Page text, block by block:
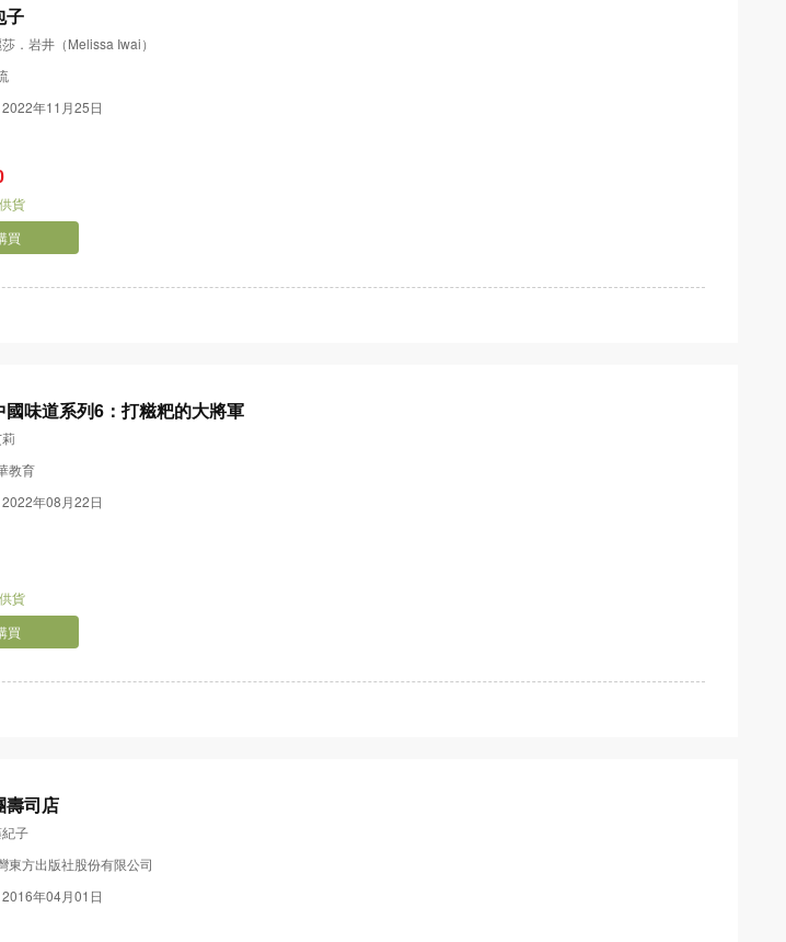
子
．岩井（Melissa Iwai）
年11月25日
貨
買
國味道系列6：打糍粑的大將軍
教育
年08月22日
貨
買
壽司店
子
東方出版社股份有限公司
年04月01日